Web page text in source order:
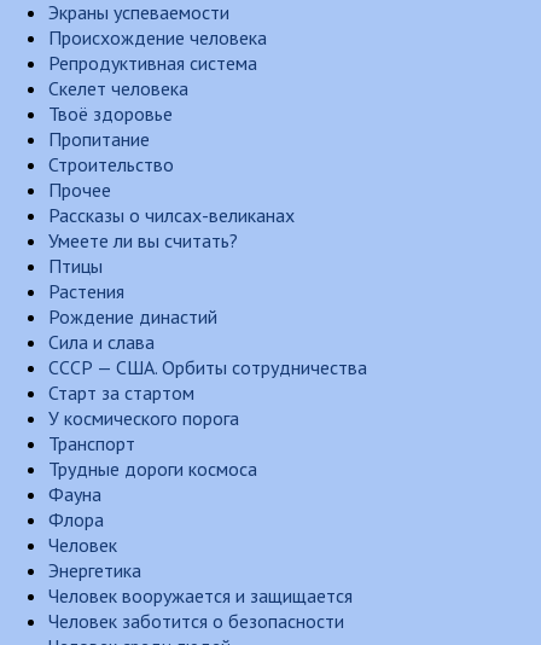
Экраны успеваемости
Происхождение человека
Репродуктивная система
Скелет человека
Твоё здоровье
Пропитание
Строительство
Прочее
Рассказы о чилсах-великанах
Умеете ли вы считать?
Птицы
Растения
Рождение династий
Сила и слава
СССР — США. Орбиты сотрудничества
Старт за стартом
У космического порога
Транспорт
Трудные дороги космоса
Фауна
Флора
Человек
Энергетика
Человек вооружается и защищается
Человек заботится о безопасности